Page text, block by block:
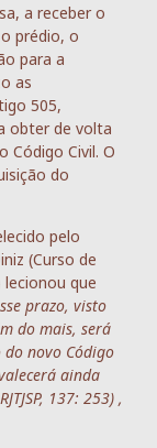
a receber o
prédio, o
para a
as
505,
obter de volta
Código Civil. O
do
pelo
(Curso de
lecionou que
prazo, visto
do mais, será
novo Código
ainda
137: 253) ,